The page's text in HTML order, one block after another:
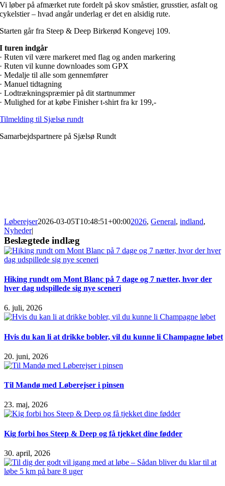
Vi løber på afmærket rute fordelt på skov småstier, grusstier, asfalt og
cykelstier – hvad angår underlag er det en alsidig rute.
Starten går fra Steep & Deep Birkerød Kongevej 109.
I turen indgår
· Ruten vil være markeret med flag og anden markering
· Ruten vil kunne downloades som GPX
· Medalje til alle som gennemfører
· Manuel tidtagning
· Lodtrækningspræmier på dit startnummer
· Mulighed for at købe Finisher t-shirt fra kr 199,-
Tilmelding til Sjælsø rundt
Samarbejdspartnere på Sjælsø Rundt
Løberejser2026-03-05T10:48:51+00:002026, General, indland,
Nyheder|
Beslægtede indlæg
Hiking rundt om Mont Blanc på 7 dage og 7 nætter, hvor der
hver dag udspillede sig nye sceneri
6. juli, 2026
Hvis du kan li at drikke bobler, vil du kunne li Champagne løbet
20. juni, 2026
Til Mandø med Løberejser i pinsen
23. maj, 2026
Kig forbi hos Steep & Deep og få tjekket dine fødder
30. april, 2026